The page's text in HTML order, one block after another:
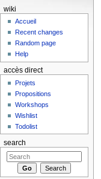
wiki
Accueil
Recent changes
Random page
Help
accès direct
Projets
Propositions
Workshops
Wishlist
Todolist
search